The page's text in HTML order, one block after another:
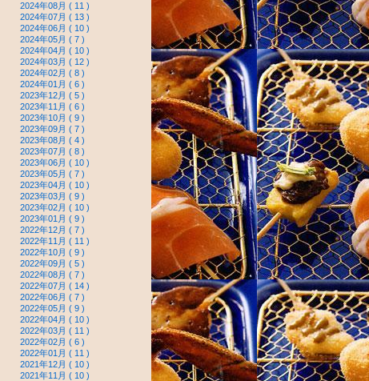
2024年08月 ( 11 )
2024年07月 ( 13 )
2024年06月 ( 10 )
2024年05月 ( 7 )
2024年04月 ( 10 )
2024年03月 ( 12 )
2024年02月 ( 8 )
2024年01月 ( 6 )
2023年12月 ( 5 )
2023年11月 ( 6 )
2023年10月 ( 9 )
2023年09月 ( 7 )
2023年08月 ( 4 )
2023年07月 ( 8 )
2023年06月 ( 10 )
2023年05月 ( 7 )
2023年04月 ( 10 )
2023年03月 ( 9 )
2023年02月 ( 10 )
2023年01月 ( 9 )
2022年12月 ( 7 )
2022年11月 ( 11 )
2022年10月 ( 9 )
2022年09月 ( 5 )
2022年08月 ( 7 )
2022年07月 ( 14 )
2022年06月 ( 7 )
2022年05月 ( 9 )
2022年04月 ( 10 )
2022年03月 ( 11 )
2022年02月 ( 6 )
2022年01月 ( 11 )
2021年12月 ( 10 )
2021年11月 ( 10 )